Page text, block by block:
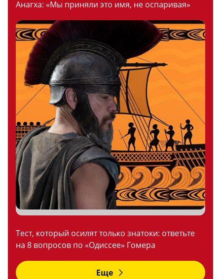
Анагха: «Мы приняли это имя, не оспаривая»
Тест, который осилят только знатоки: ответьте
на 8 вопросов по «Одиссее» Гомера
Еще